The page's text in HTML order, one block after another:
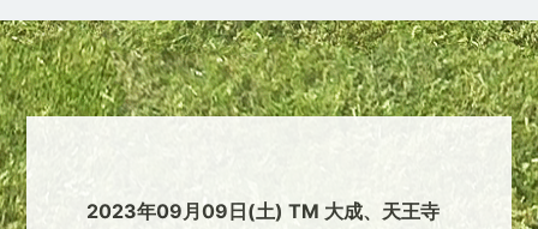
2023年09月09日(土) TM 大成、天王寺